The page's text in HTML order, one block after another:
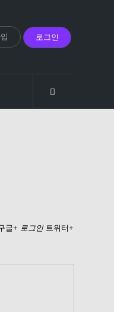
로그인
글+ 로그인 트위터+